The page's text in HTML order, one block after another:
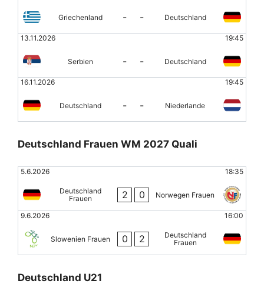
Griechenland - - Deutschland
13.11.2026 19:45
Serbien - - Deutschland
16.11.2026 19:45
Deutschland - - Niederlande
Deutschland Frauen WM 2027 Quali
5.6.2026 18:35
Deutschland
Frauen
2 0 Norwegen Frauen
9.6.2026 16:00
Slowenien Frauen 0 2
Deutschland
Frauen
Deutschland U21